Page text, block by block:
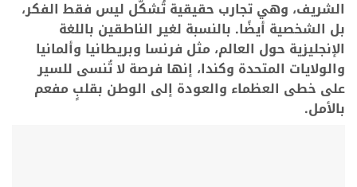
الشريف، وهي تجارب حقيقية تُشكّل ليس فقط الفكر،
بل الشخصية أيضًا. بالنسبة لغير الناطقين باللغة
الإنجليزية حول العالم، مثل فرنسا وبريطانيا وألمانيا
والولايات المتحدة وكندا، إنها فرصة لا تُنسى للسير
على خطى العظماء والعودة إلى الوطن بقلبٍ مفعم
بالأمل.